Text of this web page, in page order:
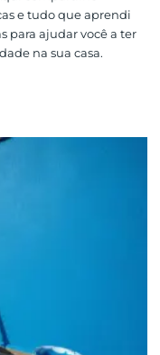
e tudo que aprendi
para ajudar você a ter
na sua casa.